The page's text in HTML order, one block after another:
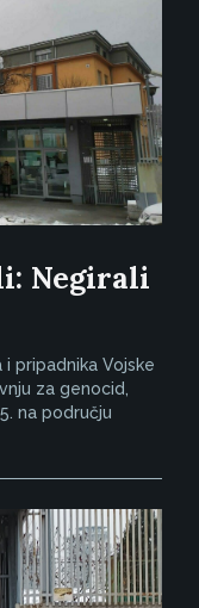
Negirali
pripadnika Vojske
za genocid,
na području